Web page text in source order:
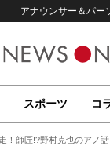
アナウンサー＆パー
スポーツ コ
！師匠!?野村克也のアノ